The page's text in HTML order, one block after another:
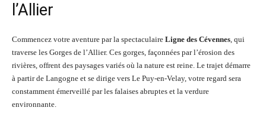
l’Allier
Commencez votre aventure par la spectaculaire Ligne des Cévennes, qui
traverse les Gorges de l’Allier. Ces gorges, façonnées par l’érosion des
rivières, offrent des paysages variés où la nature est reine. Le trajet démarre
à partir de Langogne et se dirige vers Le Puy-en-Velay, votre regard sera
constamment émerveillé par les falaises abruptes et la verdure
environnante.